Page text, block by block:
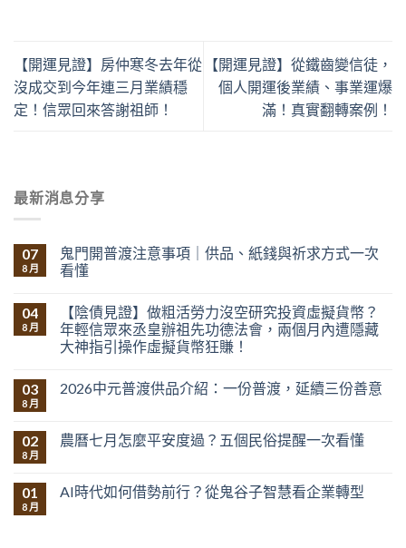
【開運見證】房仲寒冬去年從
沒成交到今年連三月業績穩
定！信眾回來答謝祖師！
【開運見證】從鐵齒變信徒，
個人開運後業績、事業運爆
滿！真實翻轉案例！
最新消息分享
07
8 月
鬼門開普渡注意事項｜供品、紙錢與祈求方式一次
看懂
04
8 月
【陰債見證】做粗活勞力沒空研究投資虛擬貨幣？
年輕信眾來丞皇辦祖先功德法會，兩個月內遭隱藏
大神指引操作虛擬貨幣狂賺！
03
8 月
2026中元普渡供品介紹：一份普渡，延續三份善意
02
8 月
農曆七月怎麼平安度過？五個民俗提醒一次看懂
01
8 月
AI時代如何借勢前行？從鬼谷子智慧看企業轉型